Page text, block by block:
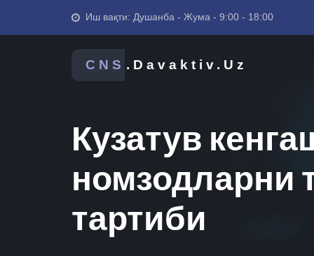
Иш вақти: Душанба - Жума - 9:00 - 18:00
CNS .Davaktiv.Uz
Кузатув
номзодларни
тартиби